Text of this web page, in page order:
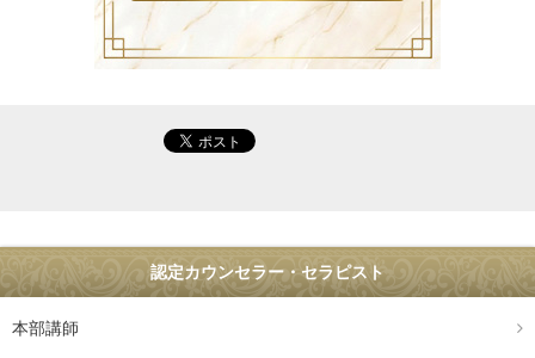
認定カウンセラー・セラピスト
本部講師